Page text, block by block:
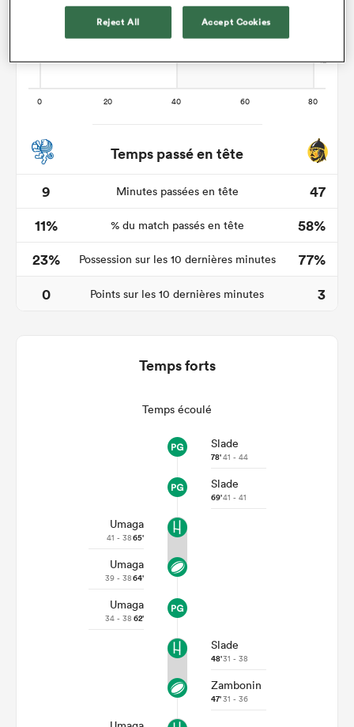
Temps passé en tête
9
Minutes passées en tête
47
11%
% du match passés en tête
58%
23%
Possession sur les 10 dernières minutes
77%
0
Points sur les 10 dernières minutes 3
Temps forts
Temps écoulé
Slade
78'41 - 44
Slade
69'41 - 41
Umaga
41 - 3865'
Umaga
39 - 3864'
Umaga
34 - 38 62'
Slade
48'31 - 38
Zambonin
47'31 - 36
Reject All Accept Cookies